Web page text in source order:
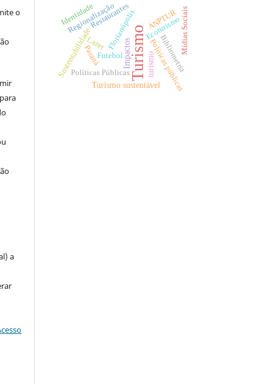
o
a
Turismo
Turismo sustentável
turismo
Impactos
Lazer
Sustentabilidade Ecoturismo
Florianópolis Mídias Sociais
Políticas públicas
Regionalização
Restaurantes
Paraná
Políticas Públicas Bibliometria
Identidade
Futebol
ANPTUR